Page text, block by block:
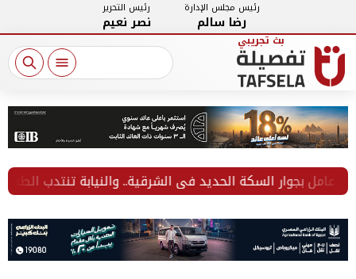
رئيس مجلس الإدارة
رضا سالم
رئيس التحرير
نصر نعيم
بجوار السكة الحديد في الشرقية.. والنيابة تنتدب الطب